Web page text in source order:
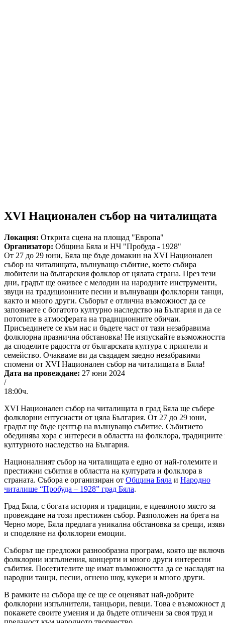
XVI Национален събор на читалищата
Локация: Открита сцена на площад "Европа"
Организатор: Община Бяла и НЧ "Пробуда - 1928"
От 27 до 29 юни, Бяла ще бъде домакин на XVI Национален
събор на читалищата, вълнуващо събитие, което събира
любители на българския фолклор от цялата страна. През тези
дни, градът ще оживее с мелодии на народните инструменти,
звуци на традиционните песни и вълнуващи фолклорни танци,
както и много други. Съборът е отлична възможност да се
запознаете с богатото културно наследство на България и да се
потопите в атмосферата на традиционните обичаи.
Присъединете се към нас и бъдете част от тази незабравима
фолклорна празнична обстановка! Не изпускайте възможността
да споделите радостта от българската култура с приятели и
семейство. Очакваме ви да създадем заедно незабравими
спомени от XVI Национален събор на читалищата в Бяла!
Дата на провеждане: 27 юни 2024
/
18:00ч.
XVI Национален събор на читалищата в град Бяла ще събере
фолклорни ентусиасти от цяла България. От 27 до 29 юни,
градът ще бъде център на вълнуващо събитие. Събитието
обединява хора с интереси в областта на фолклора, традициите
културното наследство на България.
Националният събор на читалищата е едно от най-големите и
престижни събития в областта на културата и фолклора в
страната. Събора е организиран от Община Бяла и Народно
читалише “Пробуда – 1928” град Бяла.
Град Бяла, с богата история и традиции, е идеалното място за
провеждане на този престижен събор. Разположен на брега на
Черно море, Бяла предлага уникална обстановка за срещи,
и споделяне на фолклорни емоции.
Съборът ще предложи разнообразна програма, която ще
фолклорни изпълнения, концерти и много други интересни
събития. Посетителите ще имат възможността да се насладят на
народни танци, песни, огнено шоу, кукери и много други.
В рамките на събора ще се ще се оценяват най-добрите
фолклорни изпълнители, танцьори, певци. Това е възможност
покажете своите умения и да бъдете отличени за своя труд и